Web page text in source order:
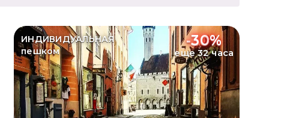
ИНДИВИДУАЛЬНАЯ
пешком
-30%
еще 32 часа